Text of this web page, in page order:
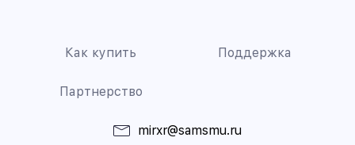
Как купить Поддержка
Партнерство
mirxr@samsmu.ru